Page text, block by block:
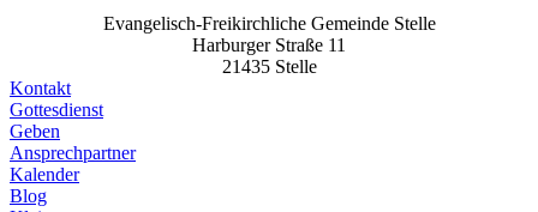
Evangelisch-Freikirchliche Gemeinde Stelle
Harburger Straße 11
21435 Stelle
Kontakt
Gottesdienst
Geben
Ansprechpartner
Kalender
Blog